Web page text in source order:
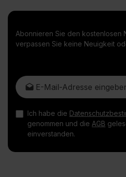
Abonnieren Sie den kostenlosen
verpassen Sie keine Neuigkeit
E-Mail-Adresse*
Ich habe die
genommen und die AGB
einverstanden.